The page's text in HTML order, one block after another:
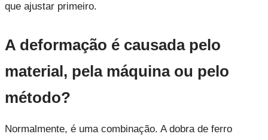
que ajustar primeiro.
A deformação é causada pelo
material, pela máquina ou pelo
método?
Normalmente, é uma combinação. A dobra de ferro